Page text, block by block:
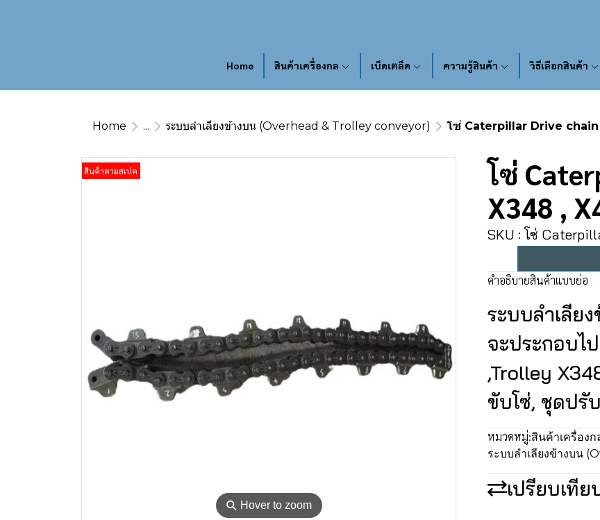
Home สินค้าเครื่องกล เบ็ดเตล็ด ความรู้สินค้า วิธีเลือกสินค้า
Home ... ระบบลำเลียงข้างบน (Overhead & Trolley conveyor) โซ่ Caterpillar Drive chain
⚲ Hover to zoom
สินค้าตามสเปค
โซ่
X348 ,
SKU : โซ่
คำอธิบายสินค้าแบบย่อ
ระบบลำเลีย
จะประกอบไ
,Trolley
ขับโซ่, ชุดปรับ
หมวดหมู่:สินค้าเครื่องก
ระบบลำเลียงข้างบน
เปรียบเทีย